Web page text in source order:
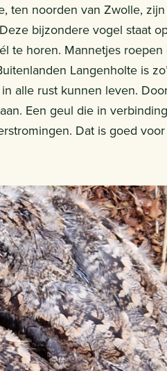
ten noorden van Zwolle,
bijzondere vogel staat
te horen. Mannetjes
Langenholte is
alle rust kunnen leven.
Een geul die in
Dat is goed